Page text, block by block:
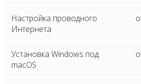
Настройка проводного
Интернета
Установка Windows под
macOS